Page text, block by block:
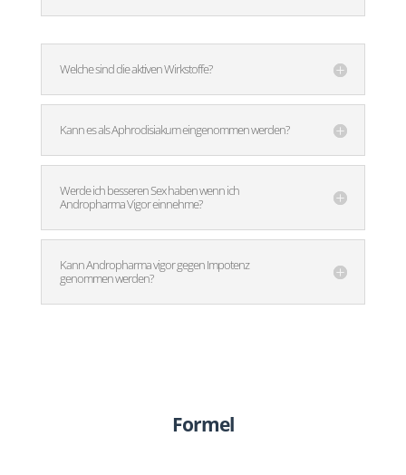
Welche sind die aktiven Wirkstoffe?
Kann es als Aphrodisiakum eingenommen werden?
Werde ich besseren Sex haben wenn ich
Andropharma Vigor einnehme?
Kann Andropharma vigor gegen Impotenz
genommen werden?
Formel